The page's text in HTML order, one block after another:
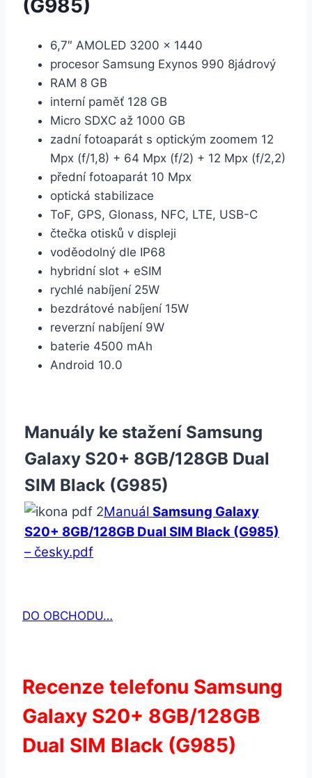
(G985)
6,7″ AMOLED 3200 × 1440
procesor Samsung Exynos 990 8jádrový
RAM 8 GB
interní paměť 128 GB
Micro SDXC až 1000 GB
zadní fotoaparát s optickým zoomem 12
Mpx (f/1,8) + 64 Mpx (f/2) + 12 Mpx (f/2,2)
přední fotoaparát 10 Mpx
optická stabilizace
ToF, GPS, Glonass, NFC, LTE, USB-C
čtečka otisků v displeji
voděodolný dle IP68
hybridní slot + eSIM
rychlé nabíjení 25W
bezdrátové nabíjení 15W
reverzní nabíjení 9W
baterie 4500 mAh
Android 10.0
Manuály ke stažení Samsung
Galaxy S20+ 8GB/128GB Dual
SIM Black (G985)
Manuál Samsung Galaxy
S20+ 8GB/128GB Dual SIM Black (G985)
– česky.pdf
DO OBCHODU…
Recenze telefonu Samsung
Galaxy S20+ 8GB/128GB
Dual SIM Black (G985)